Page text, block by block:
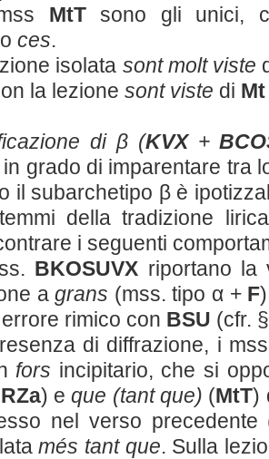
MtT sono gli unici,
ces.
isolata sont molt viste
la lezione sont viste di Mt
di β (KVX+
grado di imparentare tra
il subarchetipo β è
della tradizione
i seguenti
BKOSUVX riportano
agrans (mss. tipo α + F
rimico con BSU (cfr.
di diffrazione, i
fors incipitario, che si
) eque (tant que) (MtT)
nel verso precedente
més tant que. Sulla